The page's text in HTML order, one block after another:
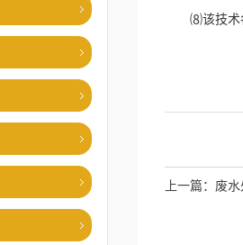
⑻该技术
上一篇： 废